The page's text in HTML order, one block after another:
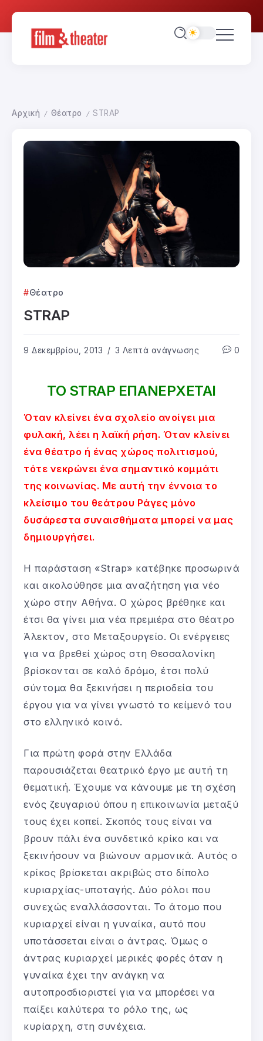
Αρχική / Θέατρο / STRAP
Θέατρο
STRAP
9 Δεκεμβρίου, 2013 3 Λεπτά ανάγνωσης 0
ΤΟ STRAP ΕΠΑΝΕΡΧΕΤΑΙ
Όταν κλείνει ένα σχολείο ανοίγει μια
φυλακή, λέει η λαϊκή ρήση. Όταν κλείνει
ένα θέατρο ή ένας χώρος πολιτισμού,
τότε νεκρώνει ένα σημαντικό κομμάτι
της κοινωνίας. Με αυτή την έννοια το
κλείσιμο του θεάτρου Ράγες μόνο
δυσάρεστα συναισθήματα μπορεί να μας
δημιουργήσει.
Η παράσταση «Strap» κατέβηκε προσωρινά
και ακολούθησε μια αναζήτηση για νέο
χώρο στην Αθήνα. Ο χώρος βρέθηκε και
έτσι θα γίνει μια νέα πρεμιέρα στο θέατρο
Άλεκτον, στο Μεταξουργείο. Οι ενέργειες
για να βρεθεί χώρος στη Θεσσαλονίκη
βρίσκονται σε καλό δρόμο, έτσι πολύ
σύντομα θα ξεκινήσει η περιοδεία του
έργου για να γίνει γνωστό το κείμενό του
στο ελληνικό κοινό.
Για πρώτη φορά στην Ελλάδα
παρουσιάζεται θεατρικό έργο με αυτή τη
θεματική. Έχουμε να κάνουμε με τη σχέση
ενός ζευγαριού όπου η επικοινωνία μεταξύ
τους έχει κοπεί. Σκοπός τους είναι να
βρουν πάλι ένα συνδετικό κρίκο και να
ξεκινήσουν να βιώνουν αρμονικά. Αυτός ο
κρίκος βρίσκεται ακριβώς στο δίπολο
κυριαρχίας-υποταγής. Δύο ρόλοι που
συνεχώς εναλλάσσονται. Το άτομο που
κυριαρχεί είναι η γυναίκα, αυτό που
υποτάσσεται είναι ο άντρας. Όμως ο
άντρας κυριαρχεί μερικές φορές όταν η
γυναίκα έχει την ανάγκη να
αυτοπροσδιοριστεί για να μπορέσει να
παίξει καλύτερα το ρόλο της, ως
κυρίαρχη, στη συνέχεια.